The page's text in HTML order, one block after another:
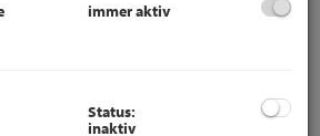
Eigentümer
immer aktiv
Status:
inaktiv